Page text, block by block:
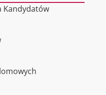
Kandydatów